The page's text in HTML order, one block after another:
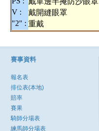
V :
戴開縫眼罩
"2" : 重戴
賽事資料
報名表
排位表(本地)
賠率
賽果
騎師分場表
練馬師分場表